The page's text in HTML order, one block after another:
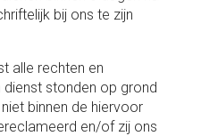
bij ons te zijn
alle rechten en
stonden op grond
binnen de hiervoor
en/of zij ons